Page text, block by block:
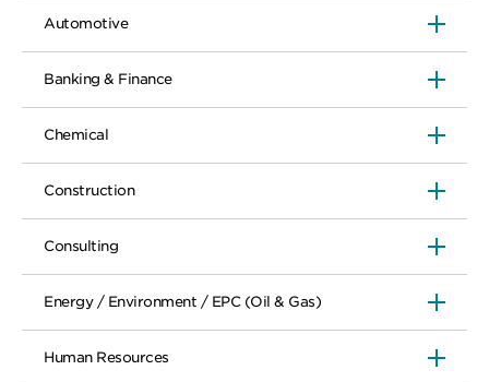
Automotive
Banking & Finance
Chemical
Construction
Consulting
Energy / Environment / EPC (Oil & Gas)
Human Resources